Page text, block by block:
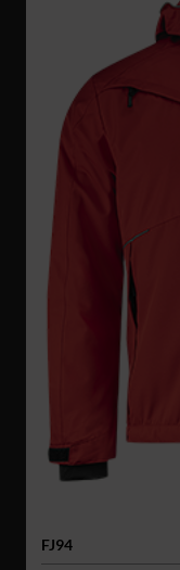
FJ94